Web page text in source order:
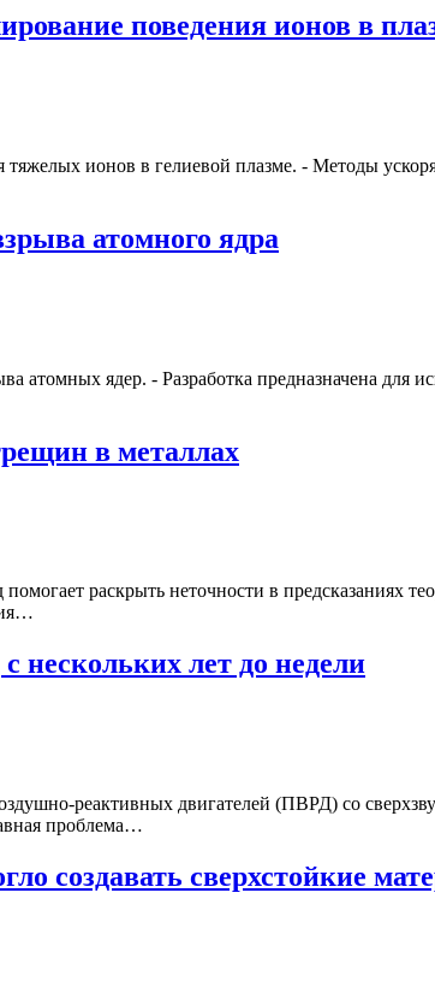
поведения ионов в
тяжелых ионов в гелиевой плазме. - Методы
атомного ядра
атомных ядер. - Разработка предназначена для
в металлах
раскрыть неточности в предсказаниях
лет до недели
реактивных двигателей (ПВРД) со
проблема…
создавать сверхстойкие